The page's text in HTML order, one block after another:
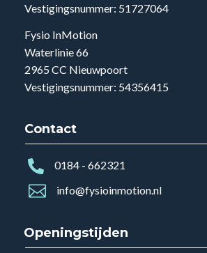
Vestigingsnummer: 51727064
Fysio InMotion
Waterlinie 66
2965 CC Nieuwpoort
Vestigingsnummer: 54356415
Contact
 0184 - 662321
 info@fysioinmotion.nl
Openingstijden